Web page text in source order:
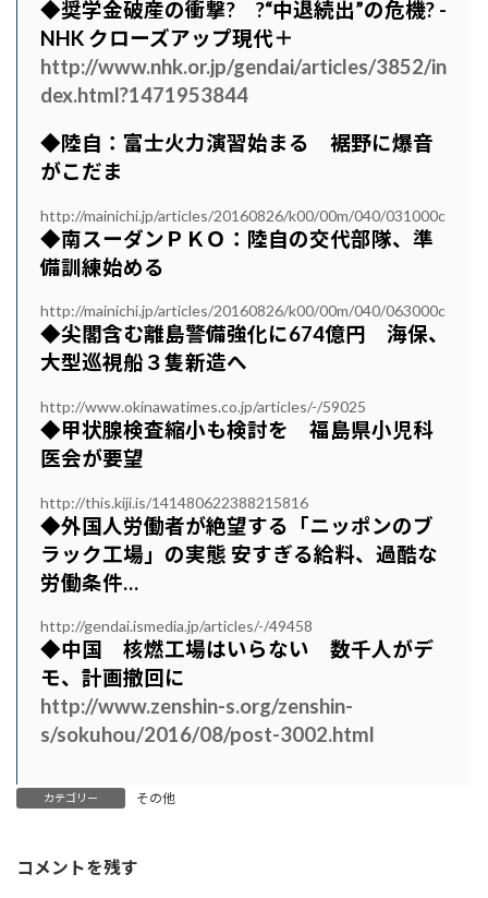
◆奨学金破産の衝撃? ?“中退続出”の危機? -
NHK クローズアップ現代＋
http://www.nhk.or.jp/gendai/articles/3852/in
dex.html?1471953844
◆陸自：富士火力演習始まる 裾野に爆音
がこだま
http://mainichi.jp/articles/20160826/k00/00m/040/031000c
◆南スーダンＰＫＯ：陸自の交代部隊、準
備訓練始める
http://mainichi.jp/articles/20160826/k00/00m/040/063000c
◆尖閣含む離島警備強化に674億円 海保、
大型巡視船３隻新造へ
http://www.okinawatimes.co.jp/articles/-/59025
◆甲状腺検査縮小も検討を 福島県小児科
医会が要望
http://this.kiji.is/141480622388215816
◆外国人労働者が絶望する「ニッポンのブ
ラック工場」の実態 安すぎる給料、過酷な
労働条件…
http://gendai.ismedia.jp/articles/-/49458
◆中国 核燃工場はいらない 数千人がデ
モ、計画撤回に
http://www.zenshin-s.org/zenshin-
s/sokuhou/2016/08/post-3002.html
カテゴリー その他
コメントを残す